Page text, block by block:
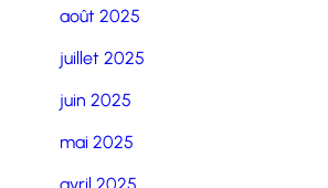
août 2025
juillet 2025
juin 2025
mai 2025